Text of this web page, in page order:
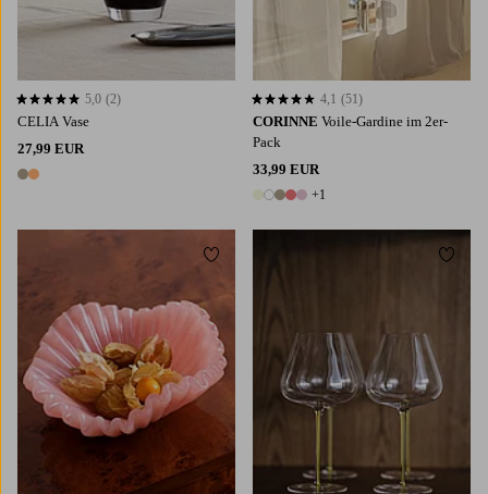
CELIA Vase
27,99 EUR
2 Farben
5,0 basierend auf 2 Bewertungen
5,0 (2)
CORINNE Voile-Gardine im 2er-
Pack
33,99 EUR
6 Farben
+1
4,1 basierend auf 51 Bewertungen
4,1 (51)
Zu Favoriten hinzufügen Zu